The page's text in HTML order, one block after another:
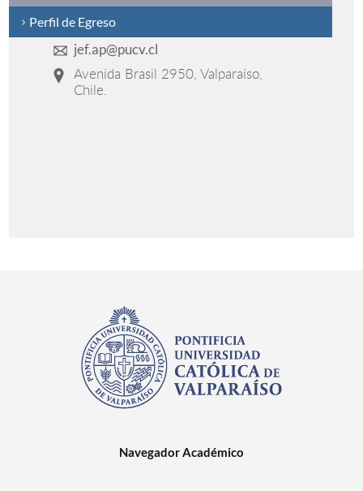
Perfil de Egreso
jef.ap@pucv.cl
Avenida Brasil 2950, Valparaíso,
Chile.
Navegador Académico